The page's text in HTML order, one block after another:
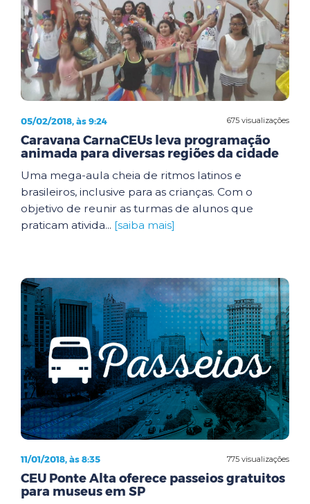
675 visualizações
05/02/2018, às 9:24
Caravana CarnaCEUs leva programação
animada para diversas regiões da cidade
Uma mega-aula cheia de ritmos latinos e
brasileiros, inclusive para as crianças. Com o
objetivo de reunir as turmas de alunos que
praticam ativida... [saiba mais]
775 visualizações
11/01/2018, às 8:35
CEU Ponte Alta oferece passeios gratuitos
para museus em SP